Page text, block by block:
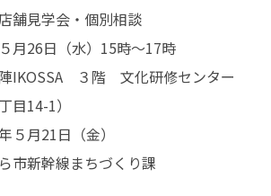
舗見学会・個別相談
月26日（水）15時～17時
IKOSSA　３階　文化研修センター
目14-1）
５月21日（金）
市新幹線まちづくり課